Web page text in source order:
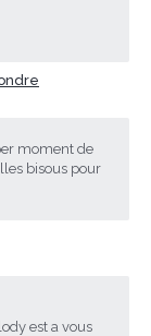
moment de
bisous pour
est a vous